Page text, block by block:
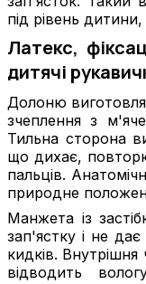
під рівень
Латекс,
дитячі
Долоню
зчеплення з
Тильна сторона
що дихає,
пальців.
природне
Манжета із
зап'ястку і не дає
кидків.
відводить